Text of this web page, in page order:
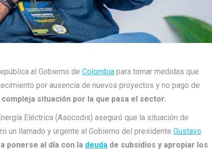
al Gobierno de Colombia para tomar medidas que
por ausencia de nuevos proyectos y no pago de
situación por la que pasa el sector.
Eléctrica (Asocodis) aseguró que la situación de
un llamado y urgente al Gobierno del presidente Gustavo
a ponerse al día con la deuda de subsidios y apropiar los